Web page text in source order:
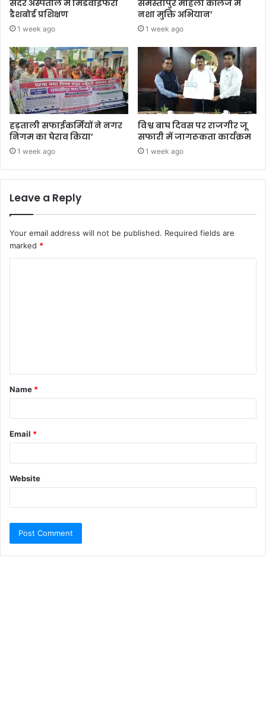
सदर अस्पताल में मिडवाइफरी
डैशबोर्ड प्रशिक्षण
1 week ago
समस्तीपुर महिला कॉलेज में
नशा मुक्ति अभियान’
1 week ago
हड़ताली सफाईकर्मियों ने नगर
निगम का घेराव किया’
1 week ago
विश्व बाघ दिवस पर राजगीर जू
सफारी में जागरूकता कार्यक्रम
1 week ago
Leave a Reply
Your email address will not be published. Required fields are
marked *
Name *
Email *
Website